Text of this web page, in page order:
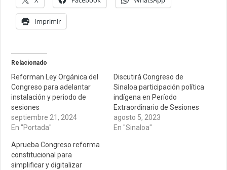
Imprimir
Relacionado
Reforman Ley Orgánica del
Congreso para adelantar
instalación y periodo de
sesiones
septiembre 21, 2024
En "Portada"
Discutirá Congreso de
Sinaloa participación política
indígena en Período
Extraordinario de Sesiones
agosto 5, 2023
En "Sinaloa"
Aprueba Congreso reforma
constitucional para
simplificar y digitalizar